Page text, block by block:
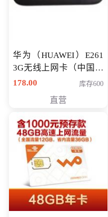
华为（HUAWEI）E261
3G无线上网卡（中国联
通）
178.00 库存600
直营